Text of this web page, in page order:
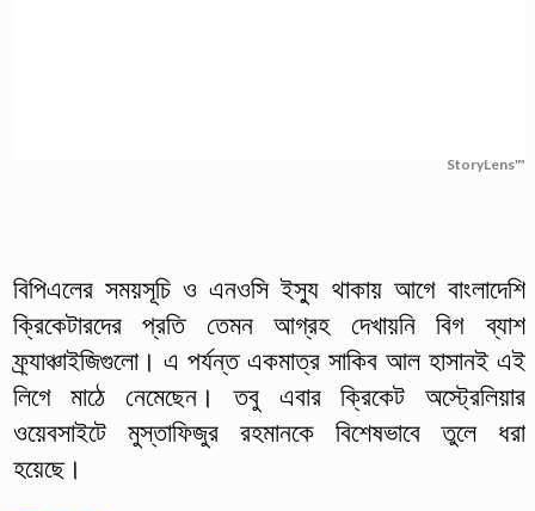
StoryLens™
বিপিএলের সময়সূচি ও এনওসি ইস্যু থাকায় আগে বাংলাদেশি
ক্রিকেটারদের প্রতি তেমন আগ্রহ দেখায়নি বিগ ব্যাশ
ফ্র্যাঞ্চাইজিগুলো। এ পর্যন্ত একমাত্র সাকিব আল হাসানই এই
লিগে মাঠে নেমেছেন। তবু এবার ক্রিকেট অস্ট্রেলিয়ার
ওয়েবসাইটে মুস্তাফিজুর রহমানকে বিশেষভাবে তুলে ধরা
হয়েছে।